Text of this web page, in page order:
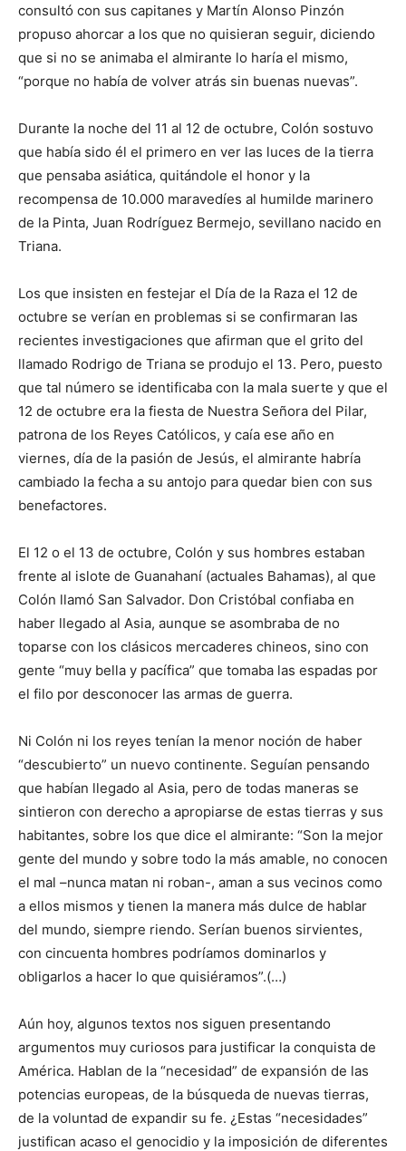
consultó con sus capitanes y Martín Alonso Pinzón
propuso ahorcar a los que no quisieran seguir, diciendo
que si no se animaba el almirante lo haría el mismo,
“porque no había de volver atrás sin buenas nuevas”.
Durante la noche del 11 al 12 de octubre, Colón sostuvo
que había sido él el primero en ver las luces de la tierra
que pensaba asiática, quitándole el honor y la
recompensa de 10.000 maravedíes al humilde marinero
de la Pinta, Juan Rodríguez Bermejo, sevillano nacido en
Triana.
Los que insisten en festejar el Día de la Raza el 12 de
octubre se verían en problemas si se confirmaran las
recientes investigaciones que afirman que el grito del
llamado Rodrigo de Triana se produjo el 13. Pero, puesto
que tal número se identificaba con la mala suerte y que el
12 de octubre era la fiesta de Nuestra Señora del Pilar,
patrona de los Reyes Católicos, y caía ese año en
viernes, día de la pasión de Jesús, el almirante habría
cambiado la fecha a su antojo para quedar bien con sus
benefactores.
El 12 o el 13 de octubre, Colón y sus hombres estaban
frente al islote de Guanahaní (actuales Bahamas), al que
Colón llamó San Salvador. Don Cristóbal confiaba en
haber llegado al Asia, aunque se asombraba de no
toparse con los clásicos mercaderes chineos, sino con
gente “muy bella y pacífica” que tomaba las espadas por
el filo por desconocer las armas de guerra.
Ni Colón ni los reyes tenían la menor noción de haber
“descubierto” un nuevo continente. Seguían pensando
que habían llegado al Asia, pero de todas maneras se
sintieron con derecho a apropiarse de estas tierras y sus
habitantes, sobre los que dice el almirante: “Son la mejor
gente del mundo y sobre todo la más amable, no conocen
el mal –nunca matan ni roban-, aman a sus vecinos como
a ellos mismos y tienen la manera más dulce de hablar
del mundo, siempre riendo. Serían buenos sirvientes,
con cincuenta hombres podríamos dominarlos y
obligarlos a hacer lo que quisiéramos”.(…)
Aún hoy, algunos textos nos siguen presentando
argumentos muy curiosos para justificar la conquista de
América. Hablan de la “necesidad” de expansión de las
potencias europeas, de la búsqueda de nuevas tierras,
de la voluntad de expandir su fe. ¿Estas “necesidades”
justifican acaso el genocidio y la imposición de diferentes